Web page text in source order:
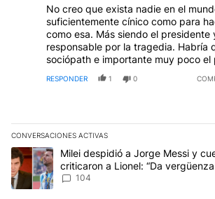
No creo que exista nadie en el
suficientemente cínico como para
como esa. Más siendo el presidente
responsable por la tragedia. Habría
sociópath e importante muy poco el
RESPONDER 1 0
CONVERSACIONES ACTIVAS
Este listado muestra los artículos con más
Un artículo de tendencia con el título "Milei
Milei despidió a Jorge Messi y
criticaron a Lionel: “Da
anti-Messi”
104